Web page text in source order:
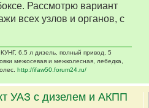
Рассмотрю вариант
всех узлов и органов, с
6,5 л дизель, полный привод, 5
межосевая и межколесная, лебедка,
http://ifaw50.forum24.ru/
УАЗ с дизелем и АКПП